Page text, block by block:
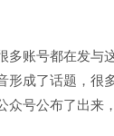
多账号都在发与
形成了话题，很
众号公布了出来